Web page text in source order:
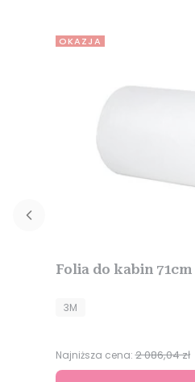
OKAZJA
Folia do kabin 71cm
PRODUCENT
3M
Najniższa cena: 2 086,04 zł